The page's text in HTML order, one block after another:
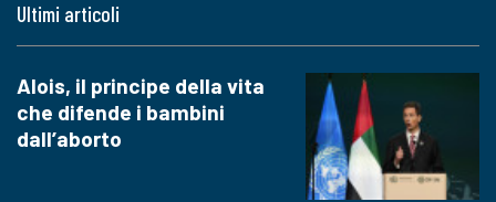
Ultimi articoli
Alois, il principe della vita
che difende i bambini
dall’aborto